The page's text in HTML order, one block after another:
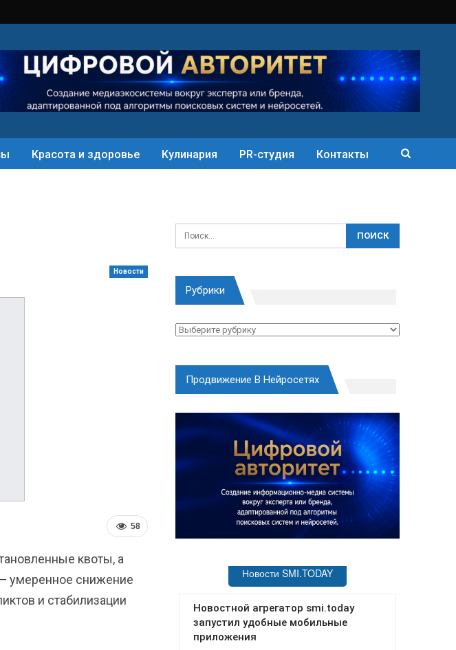
Красота и здоровье Кулинария PR-студия Контакты
Новости
58
квоты, а
умеренное снижение
и стабилизации
Рубрики
Рубрики
Продвижение В Нейросетях